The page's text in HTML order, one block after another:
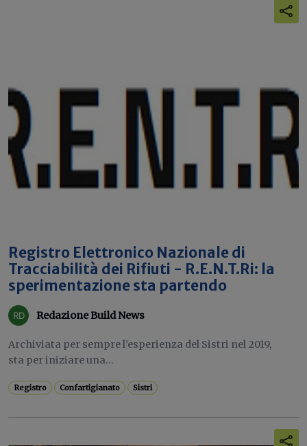
Registro Elettronico Nazionale di
Tracciabilità dei Rifiuti - R.E.N.T.Ri: la
sperimentazione sta partendo
Redazione Build News
Archiviata per sempre l’esperienza del Sistri nel 2019,
sta per iniziare una...
Registro Confartigianato Sistri